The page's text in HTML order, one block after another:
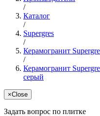
/
Каталог
/
Supergres
/
Керамогранит
/
Керамогранит
серый
×Close
Задать вопрос по плитке